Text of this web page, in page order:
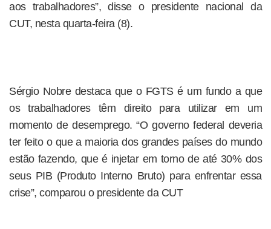
aos trabalhadores”, disse o presidente nacional da
CUT, nesta quarta-feira (8).
Sérgio Nobre destaca que o FGTS é um fundo a que
os trabalhadores têm direito para utilizar em um
momento de desemprego. “O governo federal deveria
ter feito o que a maioria dos grandes países do mundo
estão fazendo, que é injetar em torno de até 30% dos
seus PIB (Produto Interno Bruto) para enfrentar essa
crise”, comparou o presidente da CUT